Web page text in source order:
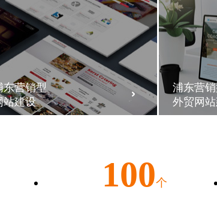
东营销型
站建设
浦东营
外贸网
100个